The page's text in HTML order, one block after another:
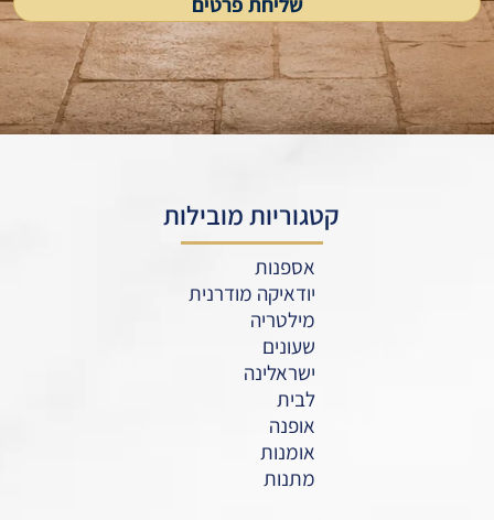
קטגוריות מובילות
אספנות
יודאיקה מודרנית
מילטריה
שעונים
ישראלינה
לבית
אופנה
אומנות
מתנות